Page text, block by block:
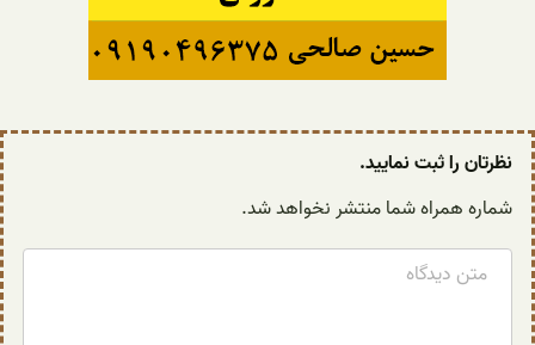
نظرتان را ثبت نمایید.
شماره همراه شما منتشر نخواهد شد.